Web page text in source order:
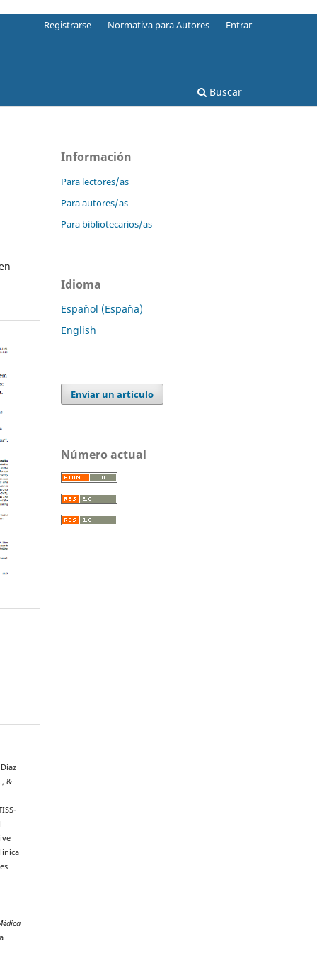
Buscar
Registrarse Normativa para Autores Entrar
&
Información
Para lectores/as
Para autores/as
Para bibliotecarios/as
Idioma
Español (España)
English
Enviar un artículo
Número actual